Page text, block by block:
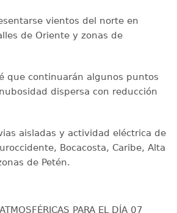
vientos del norte en
de Oriente y zonas de
que continuarán algunos puntos
dispersa con reducción
aisladas y actividad eléctrica de
Bocacosta, Caribe, Alta
de Petén.
PARA EL DÍA 07